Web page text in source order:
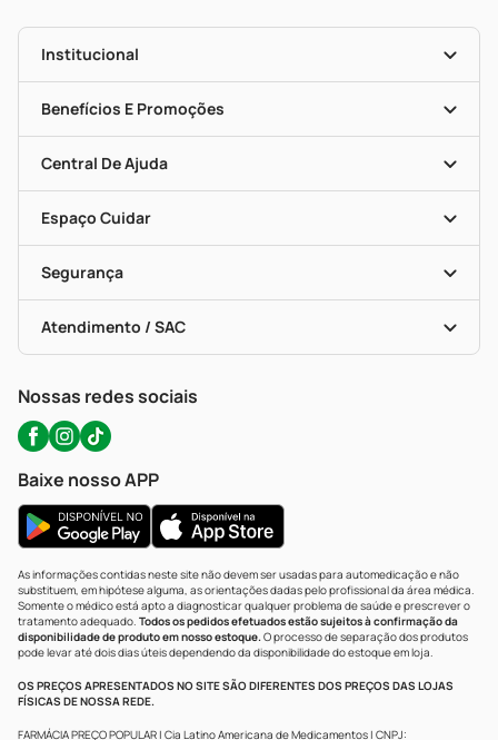
Institucional
Nossas Lojas
Mapa De Categorias
Blog Da PP
Seja Uma Loja Parceira
Benefícios E Promoções
Convênios
Programa Popular Do Brasil
Encarte De Ofertas
Dermaclub
Descontos De Laboratório (PBM)
Cupons E Ofertas
Central De Ajuda
Recompra Programada
Compras Com Receita
Alomed (tele-Entrega)
Formas De Pagamento
Troca E Devolução
Bulas De A A Z
Políticas De Marketplace
Espaço Cuidar
Serviços Farmacêuticos
Testes Rápidos
Autoteste Covid-19
Segurança
Portal Da Privacidade
Atendimento / SAC
Nossas redes sociais
Baixe nosso APP
As informações contidas neste site não devem ser usadas para automedicação e não
substituem, em hipótese alguma, as orientações dadas pelo profissional da área médica.
Somente o médico está apto a diagnosticar qualquer problema de saúde e prescrever o
tratamento adequado. Todos os pedidos efetuados estão sujeitos à confirmação da
disponibilidade de produto em nosso estoque.O processo de separação dos produtos
pode levar até dois dias úteis dependendo da disponibilidade do estoque em loja.
OS PREÇOS APRESENTADOS NO SITE SÃO DIFERENTES DOS PREÇOS DAS LOJAS
FÍSICAS DE NOSSA REDE.
FARMÁCIA PREÇO POPULAR | Cia Latino Americana de Medicamentos | CNPJ: